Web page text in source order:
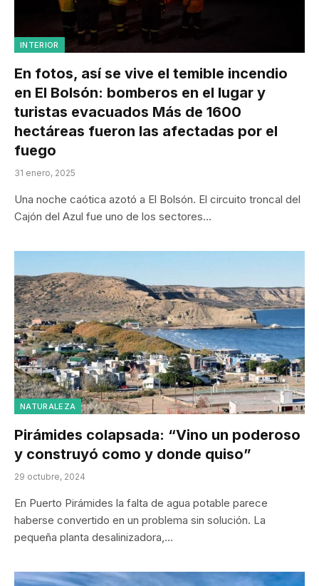
INTERIOR
En fotos, así se vive el temible incendio
en El Bolsón: bomberos en el lugar y
turistas evacuados Más de 1600
hectáreas fueron las afectadas por el
fuego
31 enero, 2025
Una noche caótica azotó a El Bolsón. El circuito troncal del
Cajón del Azul fue uno de los sectores…
NATURALEZA
Pirámides colapsada: “Vino un poderoso
y construyó como y donde quiso”
29 octubre, 2024
En Puerto Pirámides la falta de agua potable parece
haberse convertido en un problema sin solución. La
pequeña planta desalinizadora,…